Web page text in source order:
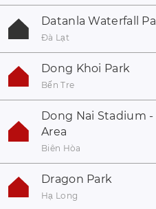
Datanla Waterfall
Đà Lạt
Dong Khoi Park
Bến Tre
Dong Nai Stadium
Area
Biên Hòa
Dragon Park
Hạ Long